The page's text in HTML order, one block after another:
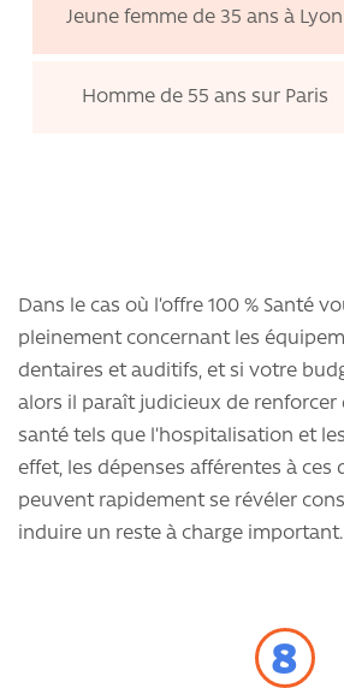
Jeune femme de 35 ans à Lyon
Homme de 55 ans sur Paris
Dans le cas où l’offre 100 % Santé
pleinement concernant les
dentaires et auditifs, et si votre
alors il paraît judicieux de renforcer
santé tels que l’hospitalisation et
effet, les dépenses afférentes à ces
peuvent rapidement se révéler
induire un reste à charge important.
8